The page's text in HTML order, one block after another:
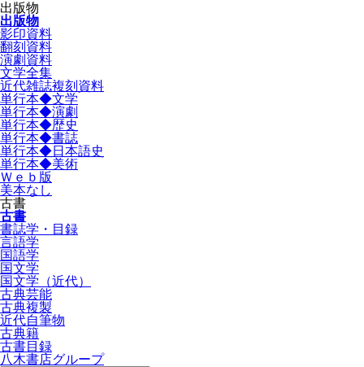
出版物
出版物
影印資料
翻刻資料
演劇資料
文学全集
近代雑誌複刻資料
単行本◆文学
単行本◆演劇
単行本◆歴史
単行本◆書誌
単行本◆日本語史
単行本◆美術
Ｗｅｂ版
美本なし
古書
古書
書誌学・目録
言語学
国語学
国文学
国文学（近代）
古典芸能
古典複製
近代自筆物
古典籍
古書目録
八木書店グループ